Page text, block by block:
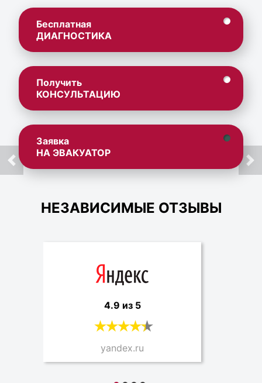
Бесплатная
ДИАГНОСТИКА
Получить
КОНСУЛЬТАЦИЮ
Заявка
НА ЭВАКУАТОР
НЕЗАВИСИМЫЕ ОТЗЫВЫ
4.9 из 5
yandex.ru